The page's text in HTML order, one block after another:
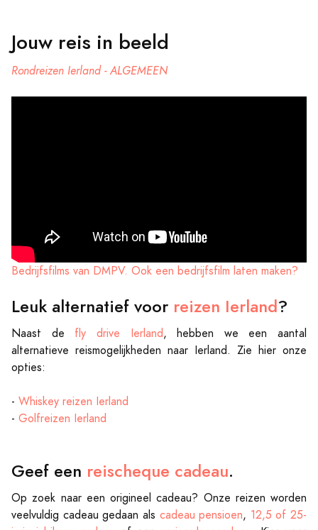
Jouw reis in beeld
Rondreizen Ierland - ALGEMEEN
Bedrijfsfilms van DMPV. Ook een bedrijfsfilm laten maken?
Leuk alternatief voor reizen Ierland?
Naast de fly drive Ierland, hebben we een aantal
alternatieve reismogelijkheden naar Ierland. Zie hier onze
opties:
- Whiskey reizen Ierland
- Golfreizen Ierland
Geef een reischeque cadeau.
Op zoek naar een origineel cadeau? Onze reizen worden
veelvuldig cadeau gedaan als cadeau pensioen, 12,5 of 25-